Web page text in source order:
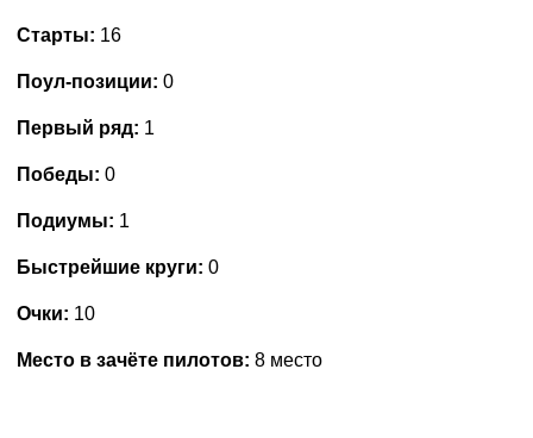
Старты: 16
Поул-позиции: 0
Первый ряд: 1
Победы: 0
Подиумы: 1
Быстрейшие круги: 0
Очки: 10
Место в зачёте пилотов: 8 место